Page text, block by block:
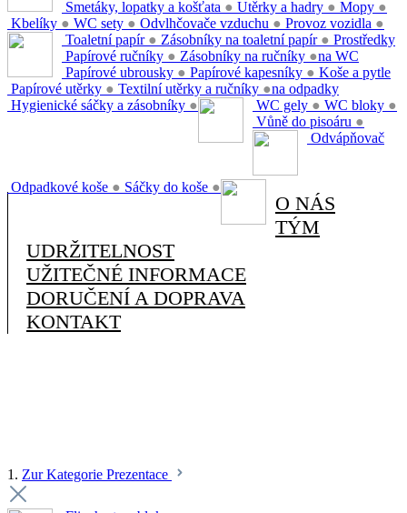
Smetáky, lopatky a košťata ● Utěrky a hadry ● Mopy ●
Kbelíky ● WC sety ● Odvlhčovače vzduchu ● Provoz vozidla ●
Toaletní papír ● Zásobníky na toaletní papír ●
Papírové ručníky ● Zásobníky na ručníky ●
Papírové ubrousky ● Papírové kapesníky ●
Papírové utěrky ● Textilní utěrky a ručníky ●
Hygienické sáčky a zásobníky ●
Prostředky
na WC
WC gely ● WC bloky ●
Vůně do pisoáru ●
Koše a pytle
na odpadky
Odpadkové koše ● Sáčky do koše ●
Odvápňovač
O NÁS
TÝM
UDRŽITELNOST
UŽITEČNÉ INFORMACE
DORUČENÍ A DOPRAVA
KONTAKT
1. Zur Kategorie Prezentace